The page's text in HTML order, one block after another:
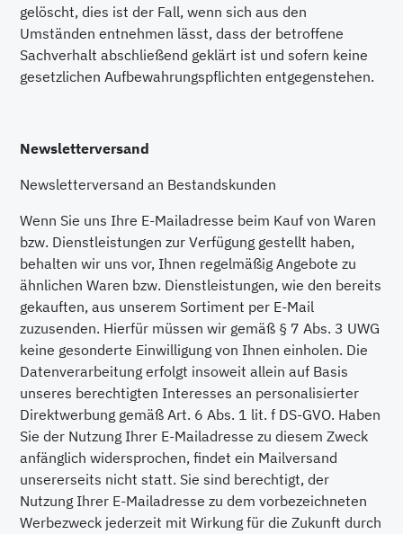
gelöscht, dies ist der Fall, wenn sich aus den
Umständen entnehmen lässt, dass der betroffene
Sachverhalt abschließend geklärt ist und sofern keine
gesetzlichen Aufbewahrungspflichten entgegenstehen.
Newsletterversand
Newsletterversand an Bestandskunden
Wenn Sie uns Ihre E-Mailadresse beim Kauf von Waren
bzw. Dienstleistungen zur Verfügung gestellt haben,
behalten wir uns vor, Ihnen regelmäßig Angebote zu
ähnlichen Waren bzw. Dienstleistungen, wie den bereits
gekauften, aus unserem Sortiment per E-Mail
zuzusenden. Hierfür müssen wir gemäß § 7 Abs. 3 UWG
keine gesonderte Einwilligung von Ihnen einholen. Die
Datenverarbeitung erfolgt insoweit allein auf Basis
unseres berechtigten Interesses an personalisierter
Direktwerbung gemäß Art. 6 Abs. 1 lit. f DS-GVO. Haben
Sie der Nutzung Ihrer E-Mailadresse zu diesem Zweck
anfänglich widersprochen, findet ein Mailversand
unsererseits nicht statt. Sie sind berechtigt, der
Nutzung Ihrer E-Mailadresse zu dem vorbezeichneten
Werbezweck jederzeit mit Wirkung für die Zukunft durch